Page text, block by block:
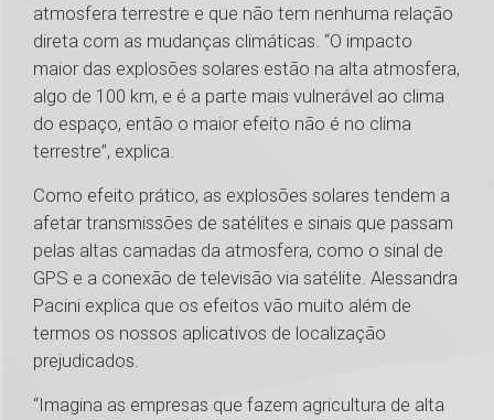
atmosfera terrestre e que não tem nenhuma relação
direta com as mudanças climáticas. “O impacto
maior das explosões solares estão na alta atmosfera,
algo de 100 km, e é a parte mais vulnerável ao clima
do espaço, então o maior efeito não é no clima
terrestre”, explica.
Como efeito prático, as explosões solares tendem a
afetar transmissões de satélites e sinais que passam
pelas altas camadas da atmosfera, como o sinal de
GPS e a conexão de televisão via satélite. Alessandra
Pacini explica que os efeitos vão muito além de
termos os nossos aplicativos de localização
prejudicados.
“Imagina as empresas que fazem agricultura de alta